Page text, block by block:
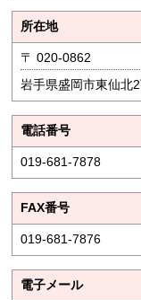
所在地
〒 020-0862
岩手県盛岡市東仙北
電話番号
019-681-7878
FAX番号
019-681-7876
電子メール